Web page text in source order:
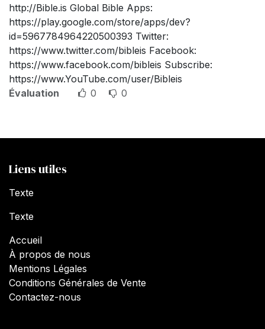
http://Bible.is Global Bible Apps:
https://play.google.com/store/apps/dev?
id=5967784964220500393 Twitter:
https://www.twitter.com/bibleis Facebook:
https://www.facebook.com/bibleis Subscribe:
https://www.YouTube.com/user/Bibleis
Évaluation
0 0
Liens utiles
Texte
Texte
Accueil
À propos de nous
Mentions Légales
Conditions Générales de Vente
Contactez-nous